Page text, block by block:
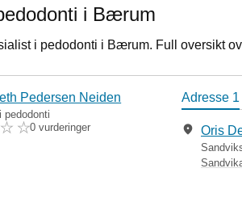
i Bærum
i pedodonti i Bærum. Full oversikt
Pedersen Neiden
pedodonti
0 vurderinger
Adresse 1
Oris